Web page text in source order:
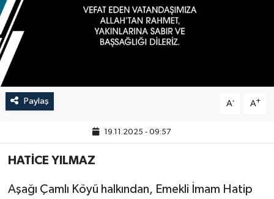
Paylaş A- A+
19.11.2025 - 09:57
HATİCE YILMAZ
Aşağı Çamlı Köyü halkından, Emekli İmam Hatip